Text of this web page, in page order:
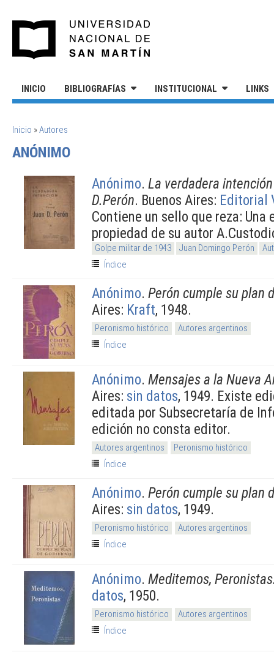
INICIO BIBLIOGRAFÍAS INSTITUCIONAL LINKS
SE ENCUENTRA USTED AQUÍ
Inicio »Autores
ANÓNIMO
Anónimo. La verdadera
D.Perón. Buenos Aires: Editorial
Contiene un sello que reza:
propiedad de su autor
Golpe militar de 1943 Juan Domingo Perón
Índice
Anónimo. Perón cumple su plan
Aires: Kraft, 1948.
Peronismo histórico
Autores argentinos
Índice
Anónimo. Mensajes a la Nueva
Aires: sin datos, 1949. Existe
editada por Subsecretaría de
edición no consta editor.
Autores argentinos
Peronismo histórico
Índice
Anónimo. Perón cumple su plan
Aires: sin datos, 1949.
Peronismo histórico
Autores argentinos
Índice
Anónimo. Meditemos,
datos, 1950.
Peronismo histórico
Autores argentinos
Índice